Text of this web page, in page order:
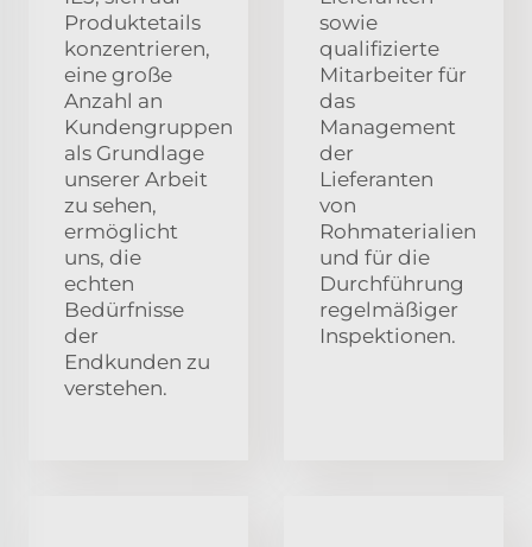
Produktetails
konzentrieren,
eine große
Anzahl an
Kundengruppen
als Grundlage
unserer Arbeit
zu sehen,
ermöglicht
uns, die
echten
Bedürfnisse
der
Endkunden zu
verstehen.
sowie
qualifizierte
Mitarbeiter für
das
Management
der
Lieferanten
von
Rohmaterialien
und für die
Durchführung
regelmäßiger
Inspektionen.